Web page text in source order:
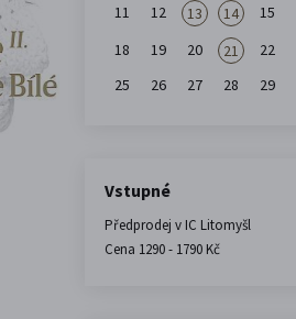
11
12 13 14 15
18
19 20 21 22
25
26 27 28 29
Vstupné
Předprodej v IC Litomyšl
Cena 1290 - 1790 Kč